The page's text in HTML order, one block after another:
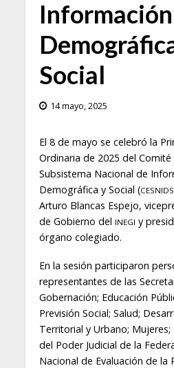
Información
Social
14 mayo, 2025
El 8 de mayo se celebró la
Ordinaria de 2025 del Comité
Subsistema Nacional de
Demográfica y Social (CESNIDS
Arturo Blancas Espejo,
de Gobierno del INEGI y
órgano colegiado.
En la sesión participaron
representantes de las
Gobernación; Educación
Previsión Social; Salud;
Territorial y Urbano; Mujeres;
del Poder Judicial de la
Nacional de Evaluación de la